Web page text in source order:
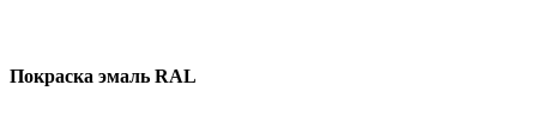
Покраска эмаль RAL